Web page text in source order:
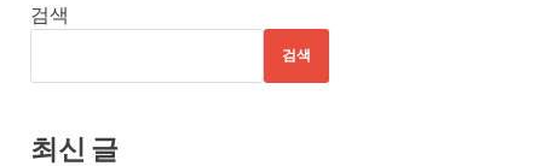
검색
검색
최신 글